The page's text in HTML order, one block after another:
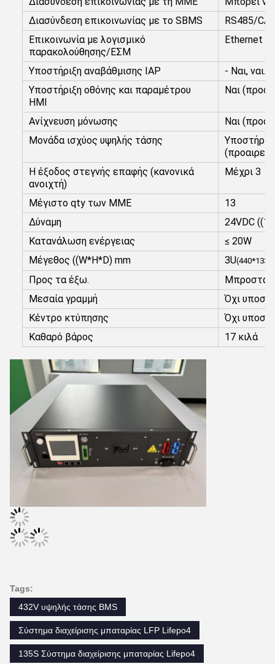
Διασύνδεση επικοινωνίας με το SBMS
RS485/
Επικοινωνία με λογισμικό
παρακολούθησης/ΕΣΜ
Ethernet
Υποστήριξη αναβάθμισης IAP
- Ναι, ναι.
Υποστήριξη οθόνης και παραμέτρου
HMI
Ναι
Ανίχνευση μόνωσης
Ναι
Μονάδα ισχύος υψηλής τάσης
Η έξοδος στεγνής επαφής (κανονικά
ανοιχτή)
Μέχρι 3
Μέγιστο qty των ΜΜΕ
13
Δύναμη
24VDC
Κατανάλωση ενέργειας
≤ 20W
Μέγεθος ((W*H*D) mm
3U
Προς τα έξω.
Μπροστά
Μεσαία γραμμή
Όχι
Κέντρο κτύπησης
Όχι
Καθαρό βάρος
17 κιλά